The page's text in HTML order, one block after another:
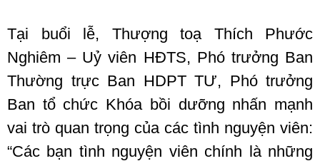
Tại buổi lễ, Thượng toạ Thích Phước
Nghiêm – Uỷ viên HĐTS, Phó trưởng Ban
Thường trực Ban HDPT TƯ, Phó trưởng
Ban tổ chức Khóa bồi dưỡng nhấn mạnh
vai trò quan trọng của các tình nguyện viên:
“Các bạn tình nguyện viên chính là những